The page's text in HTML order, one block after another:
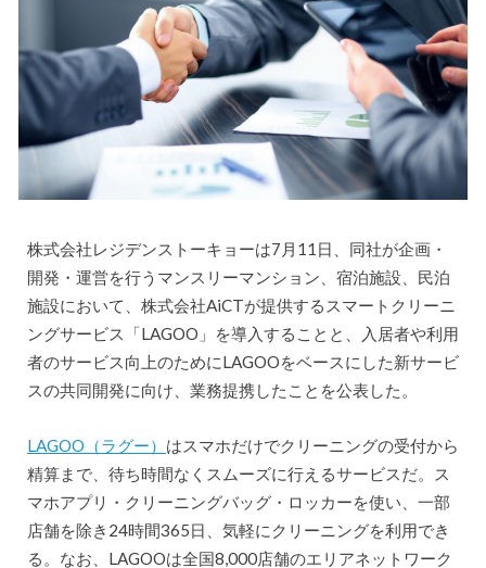
株式会社レジデンストーキョーは7月11日、同社が企画・
開発・運営を行うマンスリーマンション、宿泊施設、民泊
施設において、株式会社AiCTが提供するスマートクリーニ
ングサービス「LAGOO」を導入することと、入居者や利用
者のサービス向上のためにLAGOOをベースにした新サービ
スの共同開発に向け、業務提携したことを公表した。
LAGOO（ラグー） はスマホだけでクリーニングの受付から
精算まで、待ち時間なくスムーズに行えるサービスだ。ス
マホアプリ・クリーニングバッグ・ロッカーを使い、一部
店舗を除き24時間365日、気軽にクリーニングを利用でき
る。なお、LAGOOは全国8,000店舗のエリアネットワーク